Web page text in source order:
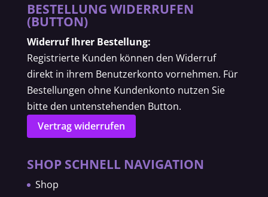
BESTELLUNG WIDERRUFEN
(BUTTON)
Widerruf Ihrer Bestellung:
Registrierte Kunden können den Widerruf
direkt in ihrem Benutzerkonto vornehmen. Für
Bestellungen ohne Kundenkonto nutzen Sie
bitte den untenstehenden Button.
Vertrag widerrufen
SHOP SCHNELL NAVIGATION
Shop